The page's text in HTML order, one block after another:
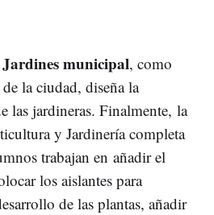
municipal, como
la ciudad, diseña la
las jardineras. Finalmente, la
y Jardinería completa
trabajan en añadir el
los aislantes para
de las plantas, añadir